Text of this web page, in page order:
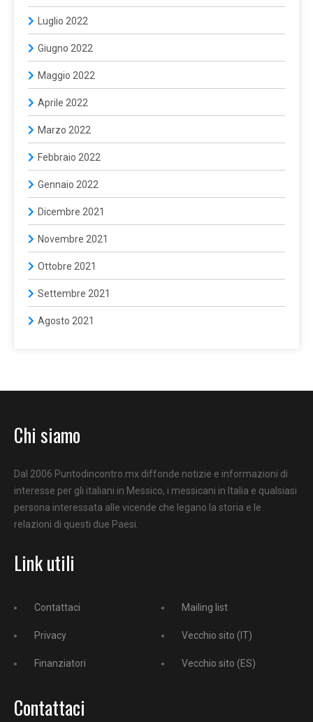
Luglio 2022
Giugno 2022
Maggio 2022
Aprile 2022
Marzo 2022
Febbraio 2022
Gennaio 2022
Dicembre 2021
Novembre 2021
Ottobre 2021
Settembre 2021
Agosto 2021
Chi siamo
Dal 2006 Puntodincontro.mx diffonde notizie e informazioni di
interesse per gli italiani in Messico, i messicani in Italia e qualsiasi
persona interessata alle vicende che legano la storia e le
relazioni di questi due Paesi.
Link utili
Contattaci
Privacy
Finanziatori
Mailing list
Vecchio sito (IT)
Vecchio sito (ES)
Contattaci